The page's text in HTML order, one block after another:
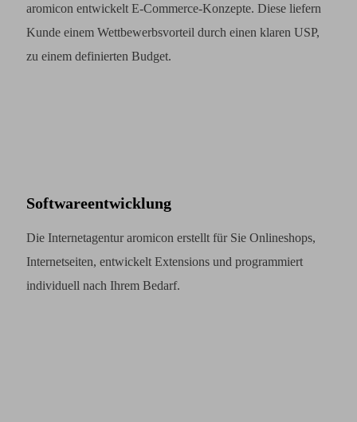
aromicon entwickelt E-Commerce-Konzepte. Diese liefern
Kunde einem Wettbewerbsvorteil durch einen klaren USP,
zu einem definierten Budget.
Softwareentwicklung
Die Internetagentur aromicon erstellt für Sie Onlineshops,
Internetseiten, entwickelt Extensions und programmiert
individuell nach Ihrem Bedarf.